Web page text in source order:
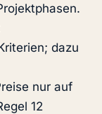
dazu
nur auf
12